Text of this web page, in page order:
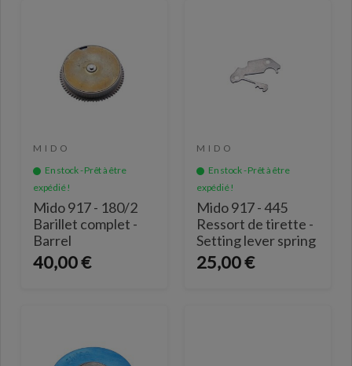
MIDO
En stock - Prêt à être
expédié !
Mido 917 - 180/2
Barillet complet -
Barrel
40,00 €
MIDO
En stock - Prêt à être
expédié !
Mido 917 - 445
Ressort de tirette -
Setting lever spring
25,00 €